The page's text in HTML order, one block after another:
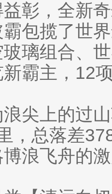
彰，全新
包揽了世
璃组合、
霸主，12
尖上的过
，总落差
浪飞舟的